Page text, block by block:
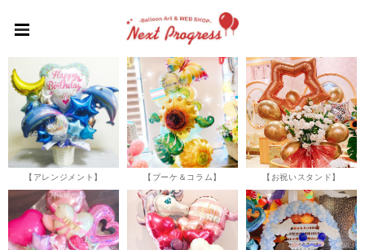
【アレンジメント】 【ブーケ＆コラム】 【お祝いスタンド】